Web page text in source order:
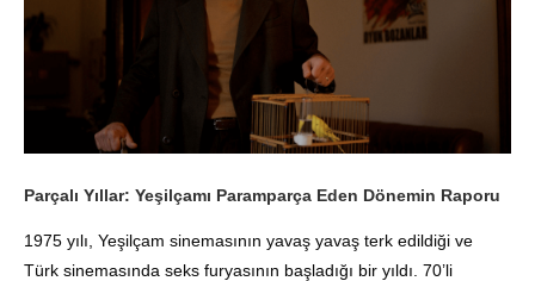
Parçalı Yıllar: Yeşilçamı Paramparça Eden Dönemin Raporu
1975 yılı, Yeşilçam sinemasının yavaş yavaş terk edildiği ve
Türk sinemasında seks furyasının başladığı bir yıldı. 70’li